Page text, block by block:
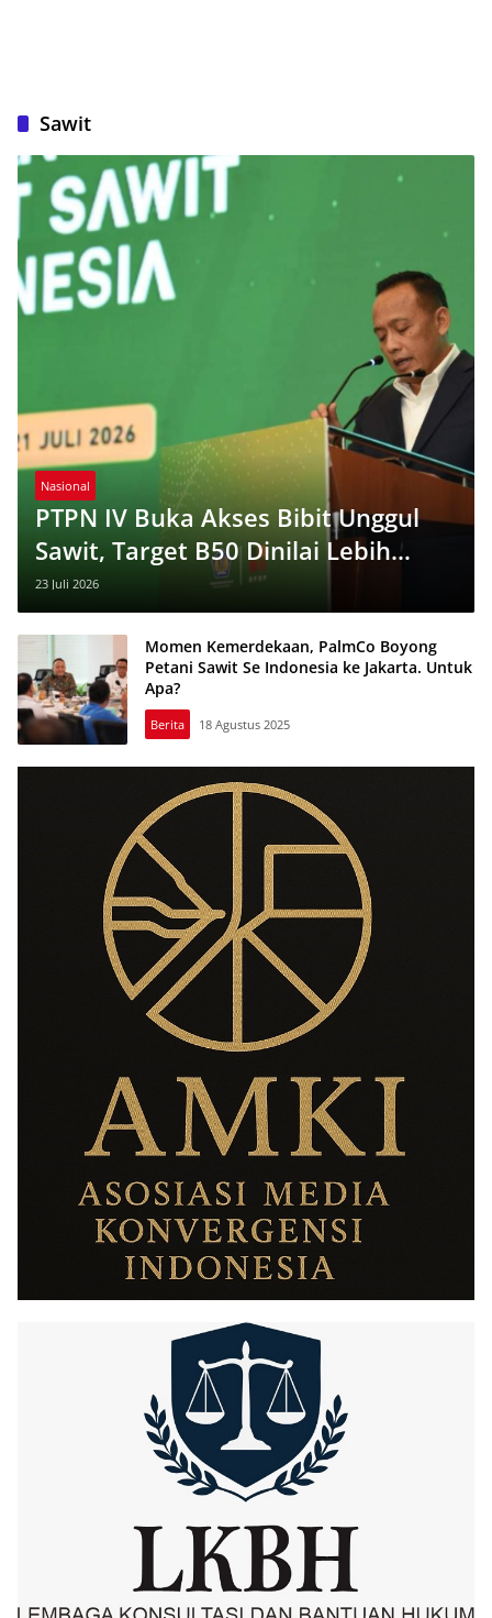
Sawit
Nasional
PTPN IV Buka Akses Bibit Unggul
Sawit, Target B50 Dinilai Lebih
Realistis
23 Juli 2026
Momen Kemerdekaan, PalmCo Boyong
Petani Sawit Se Indonesia ke Jakarta. Untuk
Apa?
Berita 18 Agustus 2025